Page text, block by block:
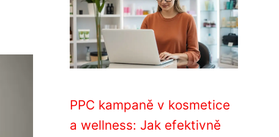
PPC kampaně v kosmetice
a wellness: Jak efektivně